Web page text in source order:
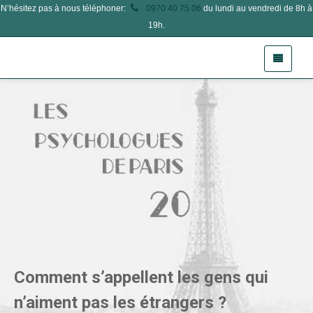
N’hésitez pas à nous téléphoner: 0970 40 75 06 du lundi au vendredi de 8h à
19h.
Comment s’appellent les gens qui
n’aiment pas les étrangers ?